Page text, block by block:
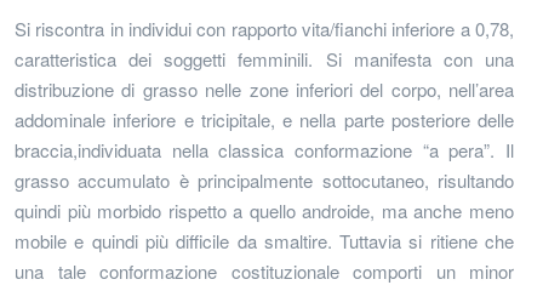
Si riscontra in individui con rapporto vita/fianchi inferiore a 0,78,
caratteristica dei soggetti femminili. Si manifesta con una
distribuzione di grasso nelle zone inferiori del corpo, nell’area
addominale inferiore e tricipitale, e nella parte posteriore delle
braccia,individuata nella classica conformazione “a pera”. Il
grasso accumulato è principalmente sottocutaneo, risultando
quindi più morbido rispetto a quello androide, ma anche meno
mobile e quindi più difficile da smaltire. Tuttavia si ritiene che
una tale conformazione costituzionale comporti un minor